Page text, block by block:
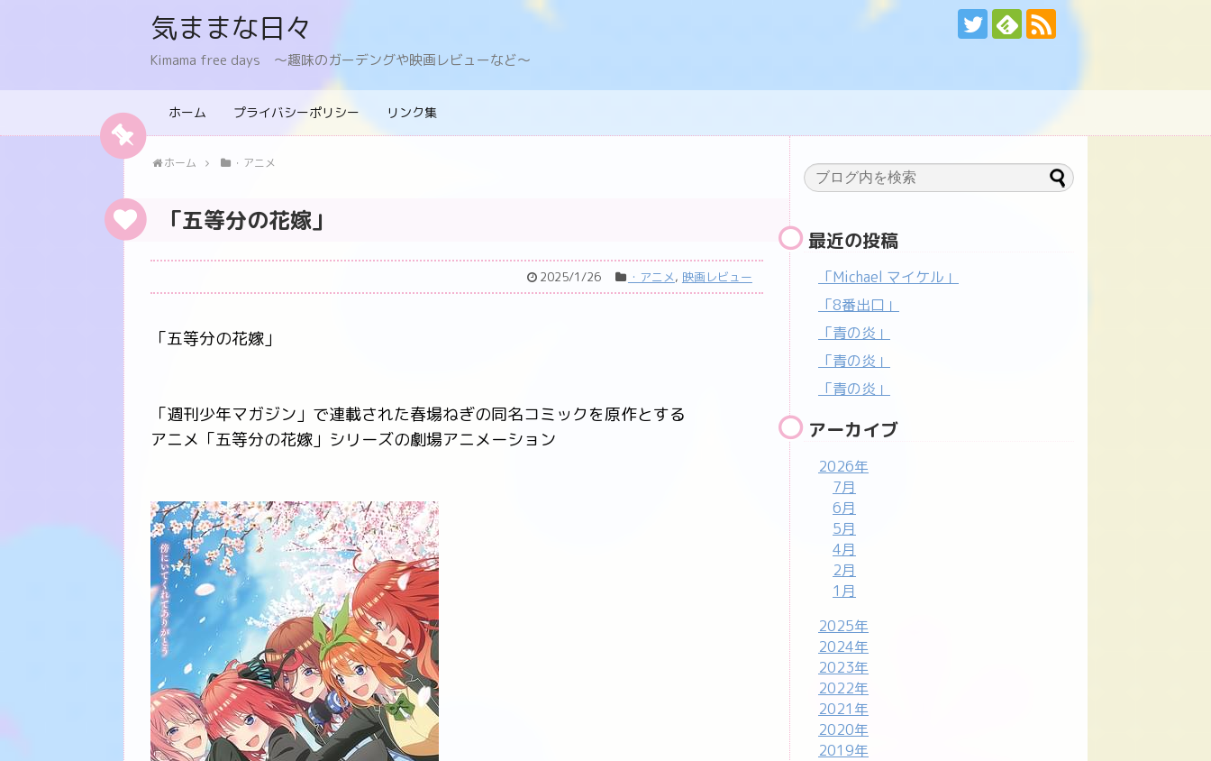
気ままな日々
Kimama free days 〜趣味のガーデングや映画レビューなど〜
ホーム プライバシーポリシー リンク集
ホーム ・アニメ
「五等分の花嫁」
2025/1/26 ・アニメ, 映画レビュー
「五等分の花嫁」
「週刊少年マガジン」で連載された春場ねぎの同名コミックを原作とする
アニメ「五等分の花嫁」シリーズの劇場アニメーション
最近の投稿
「Michael マイケル」
「8番出口」
「青の炎」
「青の炎」
「青の炎」
アーカイブ
2026年
7月
6月
5月
4月
2月
1月
2025年
2024年
2023年
2022年
2021年
2020年
2019年